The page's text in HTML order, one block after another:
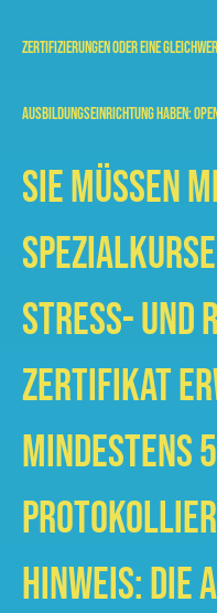
Zertifizierungen oder eine
Ausbildungseinrichtung haben:
Sie müssen
Stress- und
Zertifikat
mindestens
HINWEIS: